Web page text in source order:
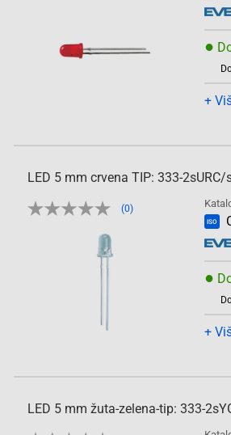
●
+
LED 5 mm crvena TIP: 333-
(0)
ISO
●
+
LED 5 mm žuta-zelena-tip: 333-